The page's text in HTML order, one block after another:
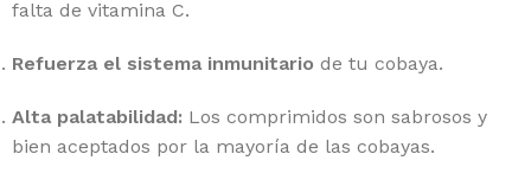
falta de vitamina C.
Refuerza el sistema inmunitario de tu cobaya.
Alta palatabilidad: Los comprimidos son sabrosos y
bien aceptados por la mayoría de las cobayas.